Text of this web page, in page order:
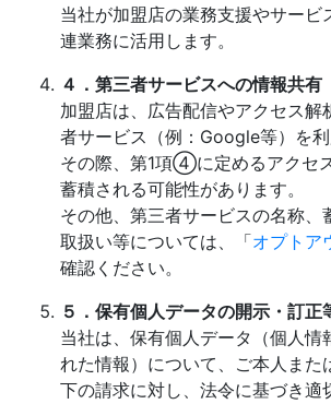
当社が加盟店の業務支援やサービ
連業務に活用します。
４．第三者サービスへの情報共有
加盟店は、広告配信やアクセス解
者サービス（例：Google等）を利
その際、第1項④に定めるアクセ
蓄積される可能性があります。
その他、第三者サービスの名称、
取扱い等については、「オプトア
確認ください。
５．保有個人データの開示・訂正
当社は、保有個人データ（個人情
れた情報）について、ご本人また
下の請求に対し、法令に基づき適